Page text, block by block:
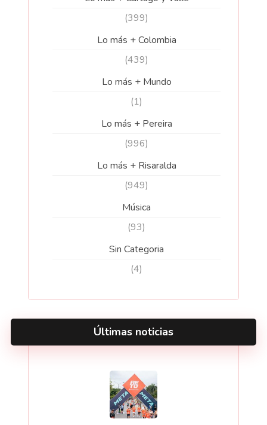
(399)
Lo más + Colombia
(439)
Lo más + Mundo
(1)
Lo más + Pereira
(996)
Lo más + Risaralda
(949)
Música
(93)
Sin Categoria
(4)
Últimas noticias